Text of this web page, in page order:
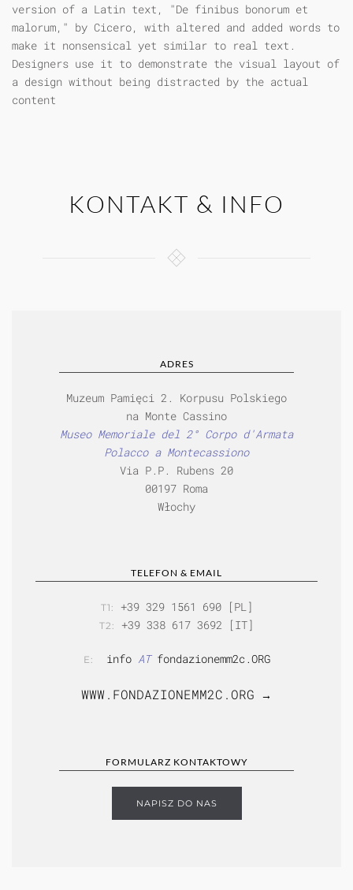
version of a Latin text, "De finibus bonorum et
malorum," by Cicero, with altered and added words to
make it nonsensical yet similar to real text.
Designers use it to demonstrate the visual layout of
a design without being distracted by the actual
content
KONTAKT & INFO
ADRES
Muzeum Pamięci 2. Korpusu Polskiego
na Monte Cassino
Museo Memoriale del 2° Corpo d'Armata
Polacco a Montecassiono
Via P.P. Rubens 20
00197 Roma
Włochy
TELEFON & EMAIL
T1: +39 329 1561 690 [PL]
T2: +39 338 617 3692 [IT]
E: info ATfondazionemm2c.ORG
WWW.FONDAZIONEMM2C.ORG →
FORMULARZ KONTAKTOWY
NAPISZ DO NAS